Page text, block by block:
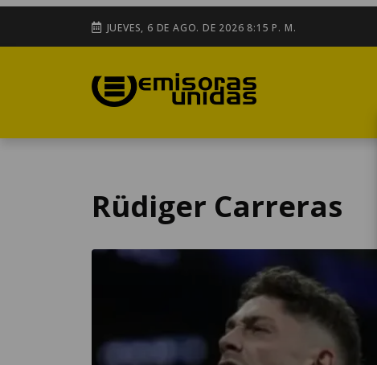
JUEVES, 6 DE AGO. DE 2026 8:15 P. M.
Rüdiger Carreras